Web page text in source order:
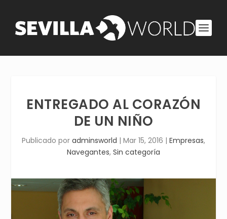
ENTREGADO AL CORAZÓN
DE UN NIÑO
Publicado por adminsworld | Mar 15, 2016 | Empresas,
Navegantes, Sin categoría